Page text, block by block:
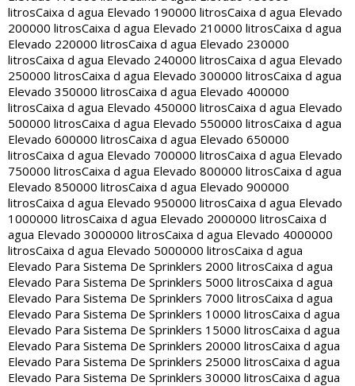
litrosCaixa d agua Elevado 190000 litrosCaixa d agua Elevado
200000 litrosCaixa d agua Elevado 210000 litrosCaixa d agua
Elevado 220000 litrosCaixa d agua Elevado 230000
litrosCaixa d agua Elevado 240000 litrosCaixa d agua Elevado
250000 litrosCaixa d agua Elevado 300000 litrosCaixa d agua
Elevado 350000 litrosCaixa d agua Elevado 400000
litrosCaixa d agua Elevado 450000 litrosCaixa d agua Elevado
500000 litrosCaixa d agua Elevado 550000 litrosCaixa d agua
Elevado 600000 litrosCaixa d agua Elevado 650000
litrosCaixa d agua Elevado 700000 litrosCaixa d agua Elevado
750000 litrosCaixa d agua Elevado 800000 litrosCaixa d agua
Elevado 850000 litrosCaixa d agua Elevado 900000
litrosCaixa d agua Elevado 950000 litrosCaixa d agua Elevado
1000000 litrosCaixa d agua Elevado 2000000 litrosCaixa d
agua Elevado 3000000 litrosCaixa d agua Elevado 4000000
litrosCaixa d agua Elevado 5000000 litrosCaixa d agua
Elevado Para Sistema De Sprinklers 2000 litrosCaixa d agua
Elevado Para Sistema De Sprinklers 5000 litrosCaixa d agua
Elevado Para Sistema De Sprinklers 7000 litrosCaixa d agua
Elevado Para Sistema De Sprinklers 10000 litrosCaixa d agua
Elevado Para Sistema De Sprinklers 15000 litrosCaixa d agua
Elevado Para Sistema De Sprinklers 20000 litrosCaixa d agua
Elevado Para Sistema De Sprinklers 25000 litrosCaixa d agua
Elevado Para Sistema De Sprinklers 30000 litrosCaixa d agua